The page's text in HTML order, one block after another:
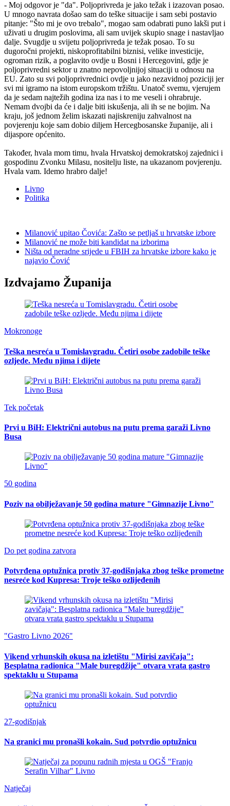
- Moj odgovor je "da". Poljoprivreda je jako težak i izazovan posao.
U mnogo navrata došao sam do teške situacije i sam sebi postavio
pitanje: "Što mi je ovo trebalo", mogao sam odabrati puno lakši put i
uživati u drugim poslovima, ali sam uvijek skupio snage i nastavljao
dalje. Svugdje u svijetu poljoprivreda je težak posao. To su
dugoročni projekti, niskoprofitabilni biznisi, velike investicije,
ogroman rizik, a poglavito ovdje u Bosni i Hercegovini, gdje je
poljoprivredni sektor u znatno nepovoljnijoj situaciji u odnosu na
EU. Zato su svi poljoprivrednici ovdje u jako nezavidnoj poziciji jer
svi mi igramo na istom europskom tržištu. Unatoč svemu, vjerujem
da je sedam najtežih godina iza nas i to me veseli i ohrabruje.
Nemam dvojbi da će i dalje biti iskušenja, ali ih se ne bojim. Na
kraju, još jednom želim iskazati najiskreniju zahvalnost na
povjerenju koje sam dobio diljem Hercegbosanske županije, ali i
dijaspore općenito.
Također, hvala mom timu, hvala Hrvatskoj demokratskoj zajednici i
gospodinu Zvonku Milasu, nositelju liste, na ukazanom povjerenju.
Hvala vam. Idemo hrabro dalje!
Livno
Politika
Milanović upitao Čovića: Zašto se petljaš u hrvatske izbore
Milanović ne može biti kandidat na izborima
Ništa od neradne srijede u FBIH za hrvatske izbore kako je
najavio Čović
Izdvajamo Županija
Mokronoge
Teška nesreća u Tomislavgradu. Četiri osobe zadobile teške
ozljede. Među njima i dijete
Tek početak
Prvi u BiH: Električni autobus na putu prema garaži Livno
Busa
50 godina
Poziv na obilježavanje 50 godina mature "Gimnazije Livno"
Do pet godina zatvora
Potvrđena optužnica protiv 37-godišnjaka zbog teške prometne
nesreće kod Kupresa: Troje teško ozlijeđenih
"Gastro Livno 2026"
Vikend vrhunskih okusa na izletištu "Mirisi zavičaja":
Besplatna radionica "Male buregdžije" otvara vrata gastro
spektaklu u Stupama
27-godišnjak
Na granici mu pronašli kokain. Sud potvrdio optužnicu
Natječaj